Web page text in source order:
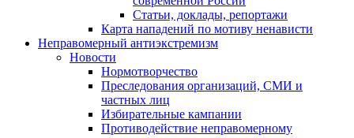
Статьи, доклады, репортажи
Карта нападений по мотиву ненависти
Неправомерный антиэкстремизм
Новости
Нормотворчество
Преследования организаций, СМИ и
частных лиц
Избирательные кампании
Противодействие неправомерному